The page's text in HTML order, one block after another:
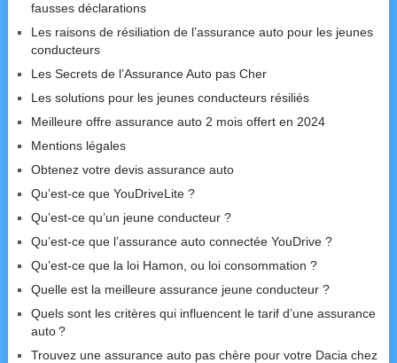
fausses déclarations
Les raisons de résiliation de l’assurance auto pour les jeunes
conducteurs
Les Secrets de l’Assurance Auto pas Cher
Les solutions pour les jeunes conducteurs résiliés
Meilleure offre assurance auto 2 mois offert en 2024
Mentions légales
Obtenez votre devis assurance auto
Qu’est-ce que YouDriveLite ?
Qu’est-ce qu’un jeune conducteur ?
Qu’est-ce que l’assurance auto connectée YouDrive ?
Qu’est-ce que la loi Hamon, ou loi consommation ?
Quelle est la meilleure assurance jeune conducteur ?
Quels sont les critères qui influencent le tarif d’une assurance
auto ?
Trouvez une assurance auto pas chère pour votre Dacia chez